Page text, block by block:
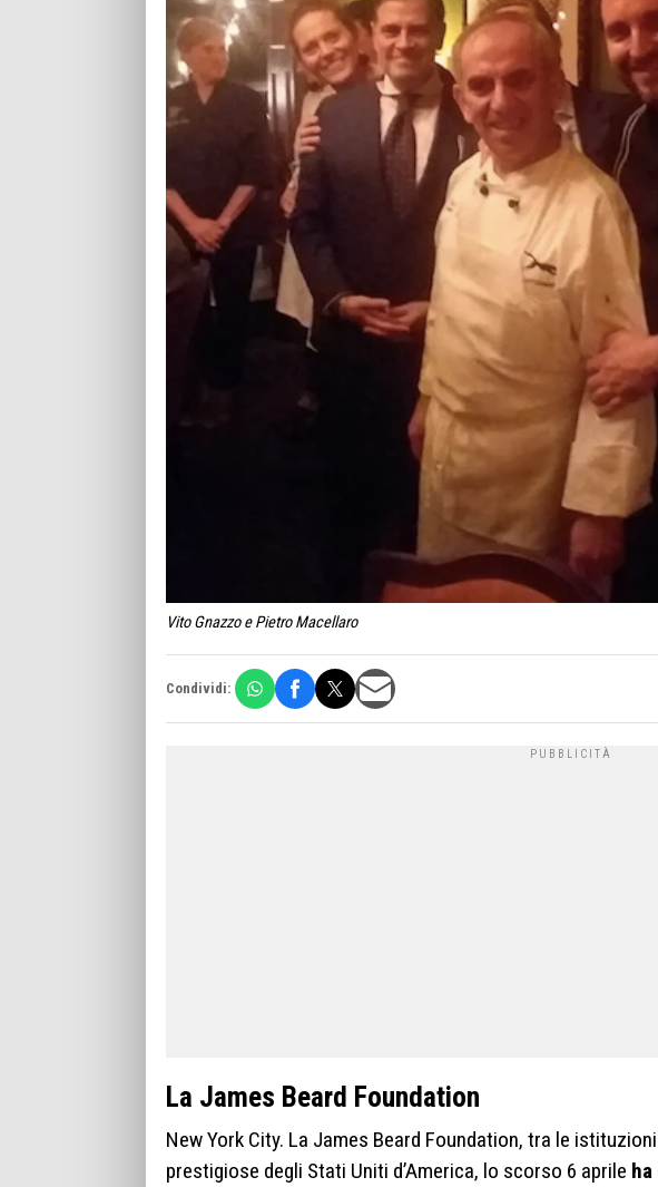
Vito Gnazzo e Pietro Macellaro
Condividi:
La James Beard Foundation
New York City. La James Beard Foundation, tra le
prestigiose degli Stati Uniti d’America, lo scorso 6 aprile